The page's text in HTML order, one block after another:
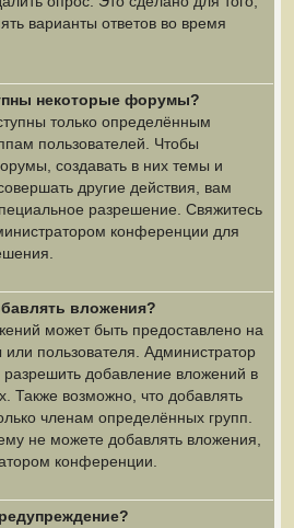
варианты ответов во время
некоторые форумы?
только определённым
пользователей. Чтобы
создавать в них темы и
другие действия, вам
разрешение. Свяжитесь
конференции для
вложения?
может быть предоставлено на
пользователя. Администратор
добавление вложений в
Также возможно, что добавлять
членам определённых групп.
не можете добавлять вложения,
конференции.